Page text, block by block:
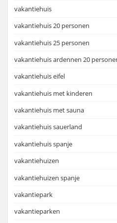
vakantiehuis
vakantiehuis 20 personen
vakantiehuis 25 personen
vakantiehuis ardennen 20
vakantiehuis eifel
vakantiehuis met kinderen
vakantiehuis met sauna
vakantiehuis sauerland
vakantiehuis spanje
vakantiehuizen
vakantiehuizen spanje
vakantiepark
vakantieparken